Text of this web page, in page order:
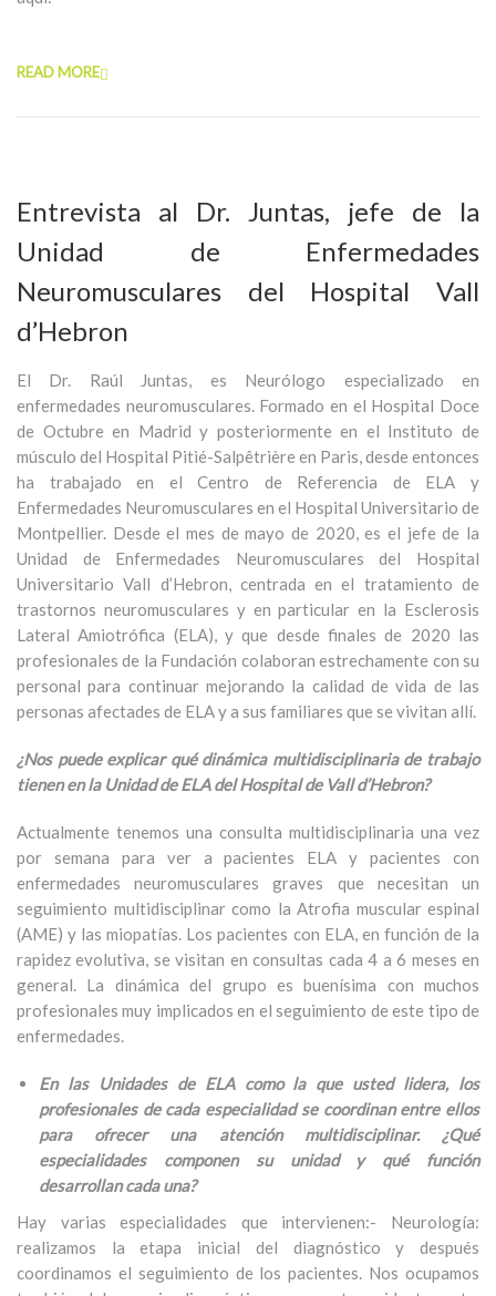
READ MORE
Entrevista al Dr. Juntas, jefe de la
Unidad de Enfermedades
Neuromusculares del Hospital Vall
d’Hebron
El Dr. Raúl Juntas, es Neurólogo especializado en
enfermedades neuromusculares. Formado en el Hospital Doce
de Octubre en Madrid y posteriormente en el Instituto de
músculo del Hospital Pitié-Salpêtrière en Paris, desde entonces
ha trabajado en el Centro de Referencia de ELA y
Enfermedades Neuromusculares en el Hospital Universitario de
Montpellier. Desde el mes de mayo de 2020, es el jefe de la
Unidad de Enfermedades Neuromusculares del Hospital
Universitario Vall d’Hebron, centrada en el tratamiento de
trastornos neuromusculares y en particular en la Esclerosis
Lateral Amiotrófica (ELA), y que desde finales de 2020 las
profesionales de la Fundación colaboran estrechamente con su
personal para continuar mejorando la calidad de vida de las
personas afectades de ELA y a sus familiares que se vivitan allí.
¿Nos puede explicar qué dinámica multidisciplinaria de trabajo
tienen en la Unidad de ELA del Hospital de Vall d’Hebron?
Actualmente tenemos una consulta multidisciplinaria una vez
por semana para ver a pacientes ELA y pacientes con
enfermedades neuromusculares graves que necesitan un
seguimiento multidisciplinar como la Atrofia muscular espinal
(AME) y las miopatías. Los pacientes con ELA, en función de la
rapidez evolutiva, se visitan en consultas cada 4 a 6 meses en
general. La dinámica del grupo es buenísima con muchos
profesionales muy implicados en el seguimiento de este tipo de
enfermedades.
En las Unidades de ELA como la que usted lidera, los
profesionales de cada especialidad se coordinan entre ellos
para ofrecer una atención multidisciplinar. ¿Qué
especialidades componen su unidad y qué función
desarrollan cada una?
Hay varias especialidades que intervienen:- Neurología:
realizamos la etapa inicial del diagnóstico y después
coordinamos el seguimiento de los pacientes. Nos ocupamos